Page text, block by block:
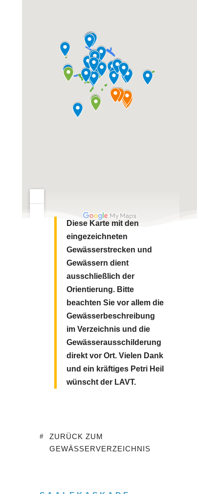
Diese Karte mit den
eingezeichneten
Gewässerstrecken und
Gewässern dient
ausschließlich der
Orientierung. Bitte
beachten Sie vor allem die
Gewässerbeschreibung
im Verzeichnis und die
Gewässerausschilderung
direkt vor Ort. Vielen Dank
und ein kräftiges Petri Heil
wünscht der LAVT.
ZURÜCK ZUM
GEWÄSSERVERZEICHNIS